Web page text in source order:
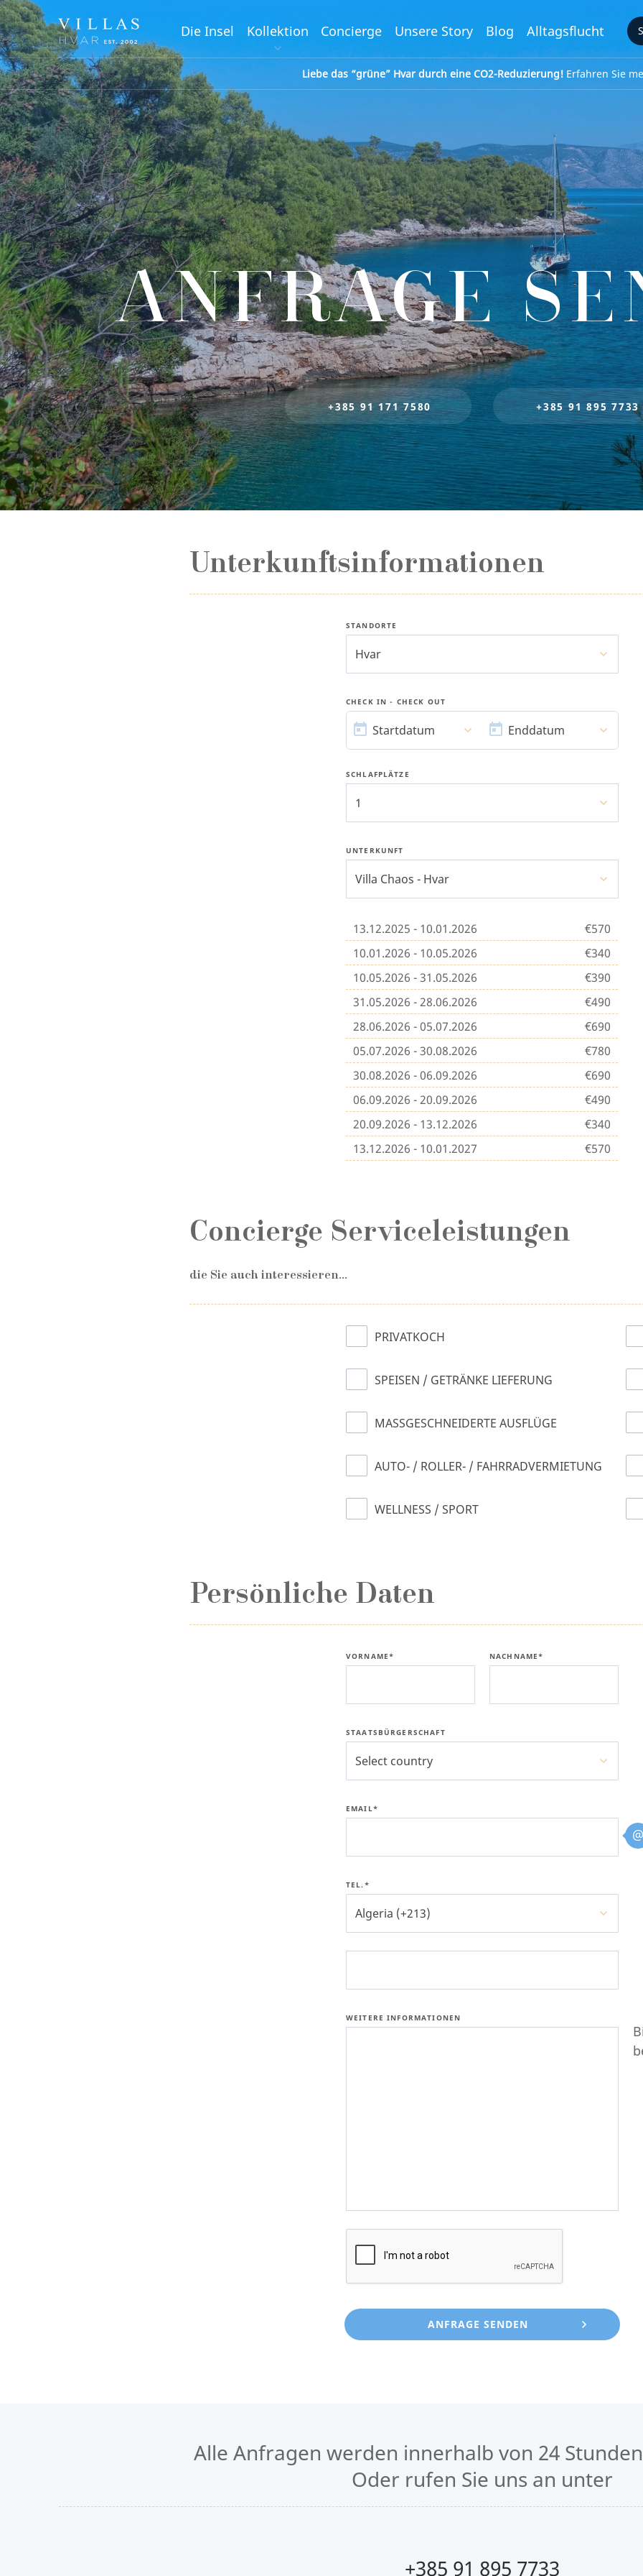
Die Insel Kollektion Concierge Unsere Story Blog Alltagsflucht
Liebe das “grüne” Hvar durch eine CO2-Reduzierung!Erfahren Sie
ANFRAGE
+385 91 171 7580 +385 91 895 7733
Unterkunftsinformationen
STANDORTE
Hvar
CHECK IN - CHECK OUT
STARTDATUM
Startdatum
ENDDATUM
Enddatum
SCHLAFPLÄTZE
1
UNTERKUNFT
Villa Chaos - Hvar
13.12.2025 - 10.01.2026
€570
10.01.2026 - 10.05.2026
€340
10.05.2026 - 31.05.2026
€390
31.05.2026 - 28.06.2026
€490
28.06.2026 - 05.07.2026
€690
05.07.2026 - 30.08.2026
€780
30.08.2026 - 06.09.2026
€690
06.09.2026 - 20.09.2026
€490
20.09.2026 - 13.12.2026
€340
13.12.2026 - 10.01.2027
€570
Concierge Serviceleistungen
die Sie auch interessieren...
PRIVATKOCH
SPEISEN / GETRÄNKE LIEFERUNG
MASSGESCHNEIDERTE AUSFLÜGE
AUTO- / ROLLER- / FAHRRADVERMIETUNG
WELLNESS / SPORT
Persönliche Daten
VORNAME* NACHNAME*
STAATSBÜRGERSCHAFT
Select country
EMAIL*
@
TEL.*
Algeria (+213)
WEITERE INFORMATIONEN
Alle Anfragen werden innerhalb von 24
Oder rufen Sie uns an unter
+385 91 895 7733